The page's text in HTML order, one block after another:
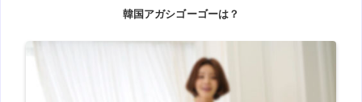
韓国アガシゴーゴーは？